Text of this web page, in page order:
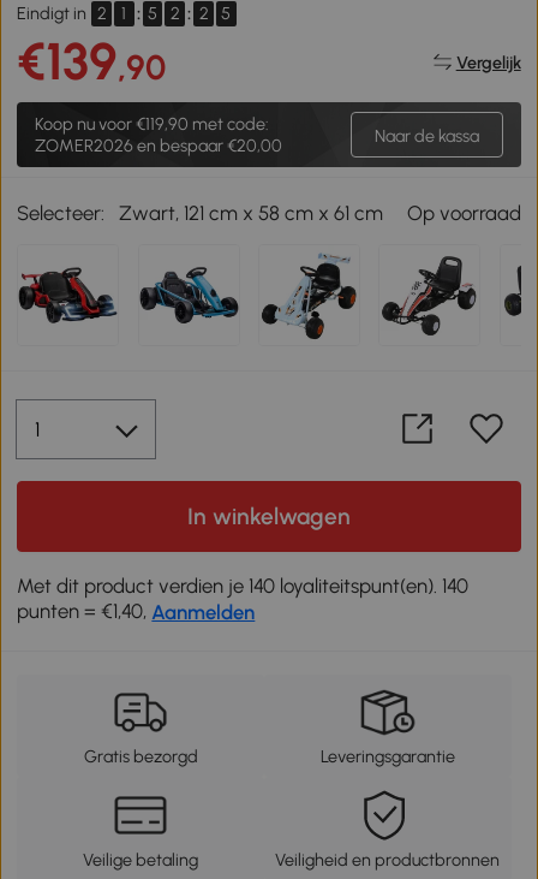
Eindigt in 2 1 : 5 2 : 2 5
€139,90 Vergelijk
Koop nu voor €119,90 met code:
ZOMER2026 en bespaar €20,00
Naar de kassa
Selecteer: Zwart, 121 cm x 58 cm x 61 cm Op voorraad
In winkelwagen
Met dit product verdien je 140 loyaliteitspunt(en). 140
punten = €1,40, Aanmelden
Gratis bezorgd Leveringsgarantie
Veilige betaling Veiligheid en productbronnen